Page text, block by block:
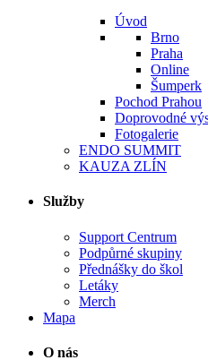
Úvod
Brno
Praha
Online
Šumperk
Pochod Prahou
Doprovodné
Fotogalerie
ENDO SUMMIT
KAUZA ZLÍN
Služby
Support Centrum
Podpůrné skupiny
Přednášky do škol
Letáky
Merch
Mapa
O nás